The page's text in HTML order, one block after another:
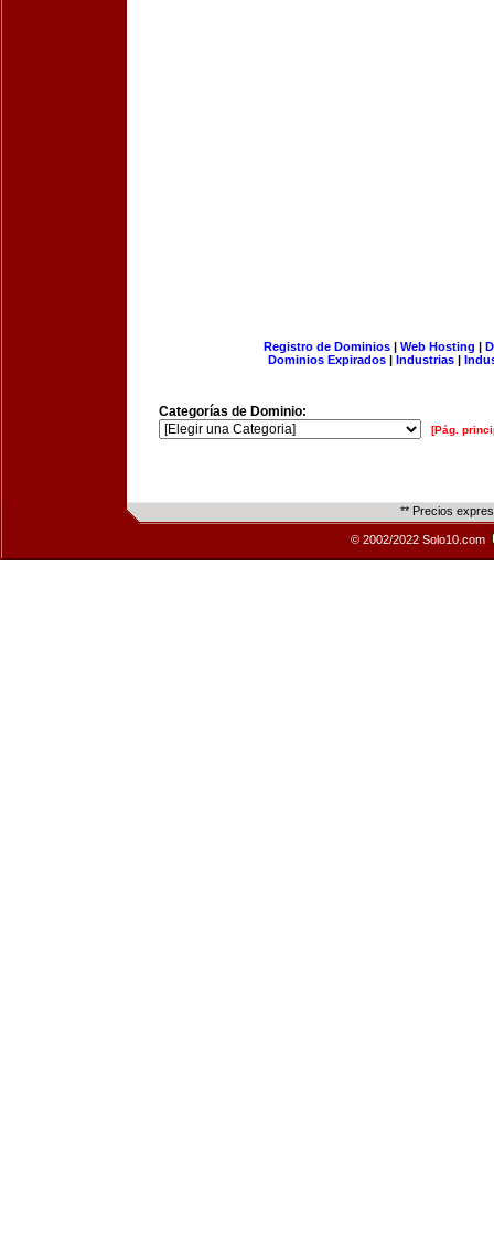
Registro de Dominios| Web Hosting |
Dominios Expirados | Industrias |
Categorías de Dominio:
[Pág.
** Precios
© 2002/2022 Solo10.com